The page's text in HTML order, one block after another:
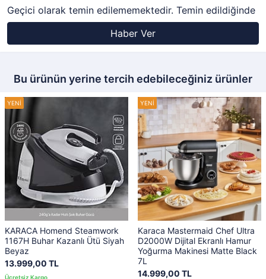
Geçici olarak temin edilememektedir. Temin edildiğinde
Haber Ver
Bu ürünün yerine tercih edebileceğiniz ürünler
KARACA Homend Steamwork
1167H Buhar Kazanlı Ütü Siyah
Beyaz
13.999,00 TL
Karaca Mastermaid Chef Ultra
D2000W Dijital Ekranlı Hamur
Yoğurma Makinesi Matte Black
7L
14.999,00 TL